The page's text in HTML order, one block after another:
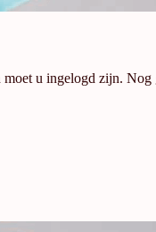
u ingelogd zijn. Nog